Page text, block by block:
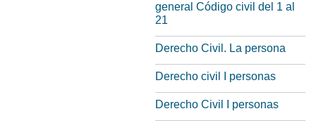
general Código civil del 1 al
21
Derecho Civil. La persona
Derecho civil I personas
Derecho Civil I personas